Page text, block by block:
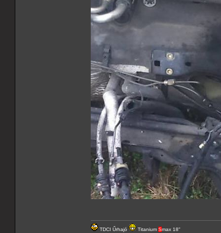
TDCI Űrhajó Titanium Smax 18"